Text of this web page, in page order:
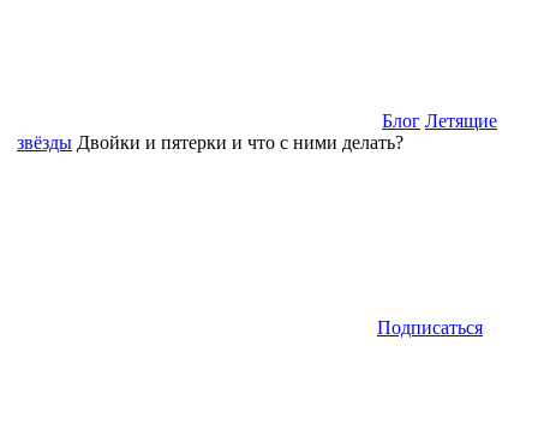
Блог Летящие
звёзды Двойки и пятерки и что с ними делать?
Подписаться